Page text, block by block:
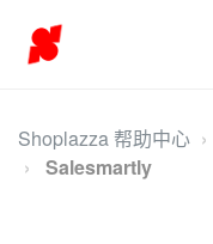
Shoplazza 帮助中心
Salesmartly